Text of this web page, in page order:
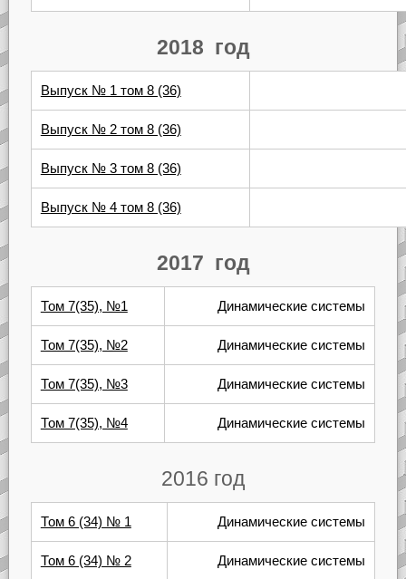
2018 год
Выпуск № 1 том 8 (36)
Выпуск № 2 том 8 (36)
Выпуск № 3 том 8 (36)
Выпуск № 4 том 8 (36)
2017 год
Том 7(35), №1 Динамические системы
Том 7(35), №2 Динамические системы
Том 7(35), №3 Динамические системы
Том 7(35), №4 Динамические системы
2016 год
Том 6 (34) № 1 Динамические системы
Том 6 (34) № 2 Динамические системы